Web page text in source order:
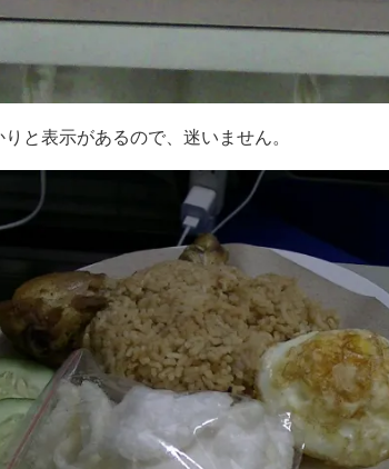
と表示があるので、迷いません。